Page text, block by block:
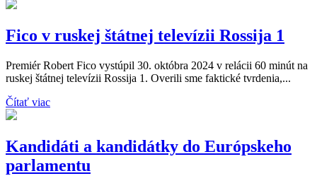
Fico v ruskej štátnej televízii Rossija 1
Premiér Robert Fico vystúpil 30. októbra 2024 v relácii 60 minút na
ruskej štátnej televízii Rossija 1. Overili sme faktické tvrdenia,...
Čítať viac
Kandidáti a kandidátky do Európskeho
parlamentu